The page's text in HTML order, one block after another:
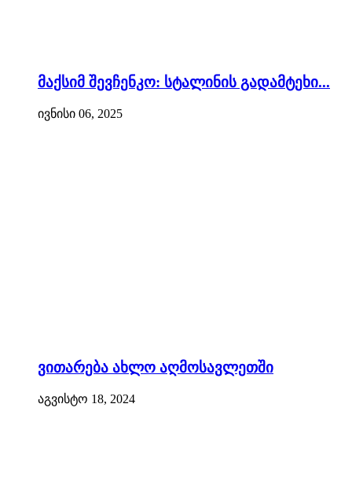
მაქსიმ შევჩენკო: სტალინის გადამტეხი...
ივნისი 06, 2025
ვითარება ახლო აღმოსავლეთში
აგვისტო 18, 2024